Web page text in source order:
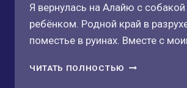
Я вернулась на Алайю с
ребёнком. Родной край в
поместье в руинах. Вместе с
ЧИТАТЬ ПОЛНОСТЬЮ